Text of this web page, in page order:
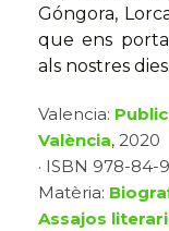
Góngora,
que ens
als nostres dies.
Valencia:
València, 2020
· ISBN 978-84-
Matèria:
Assajos